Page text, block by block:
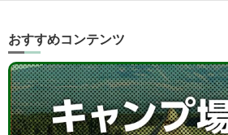
おすすめコンテンツ